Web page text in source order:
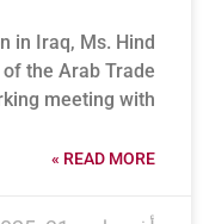
in Iraq, Ms. Hind
the Arab Trade
meeting with
READ MORE »